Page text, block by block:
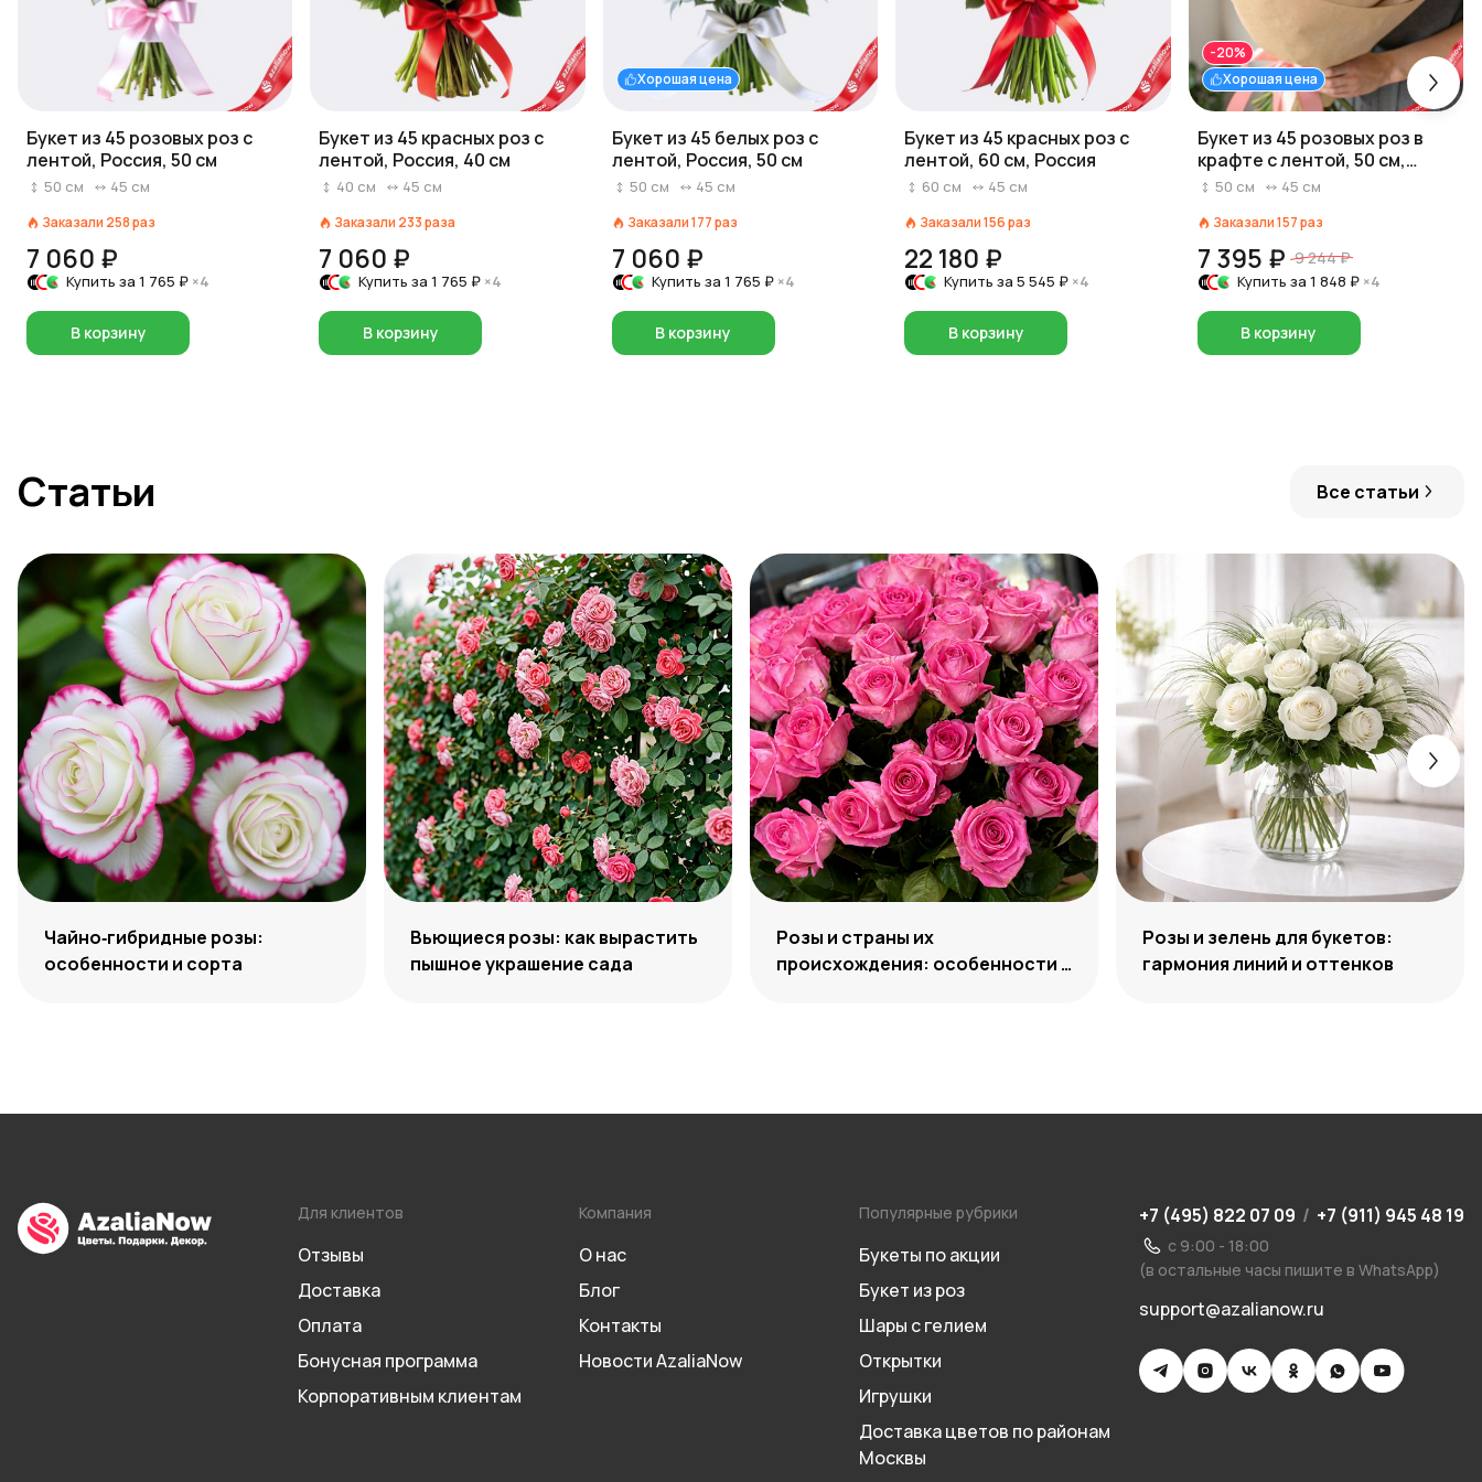
Букет из 45 розовых роз с
лентой, Россия, 50 см
50 см 45 см
Заказали 258раз
7 060 ₽
Купить за 1 765 ₽ ×4
В корзину
Букет из 45 красных роз с
лентой, Россия, 40 см
40 см 45 см
Заказали 233раза
7 060 ₽
Купить за1 765 ₽ ×4
В корзину
Хорошая цена
Букет из 45 белых роз с
лентой, Россия, 50 см
50 см 45 см
Заказали177раз
7 060 ₽
Купить за 1 765 ₽ ×4
В корзину
Букет из 45 красных роз с
лентой, 60 см, Россия
60 см 45 см
Заказали156раз
22 180 ₽
Купить за5 545 ₽ ×4
В корзину
Хорошая цена
-20%
Букет из 45 розовых роз в
крафте с лентой, 50 см,
Россия
50 см 45 см
Заказали157раз
7 395 ₽ 9 244 ₽
Купить за 1 848 ₽ ×4
В корзину
Статьи Все статьи
Чайно‑гибридные розы:
особенности и сорта
Вьющиеся розы: как вырастить
пышное украшение сада
Розы и страны их
происхождения: особенности и
Розы и зелень для букетов:
гармония линий и оттенков
Для клиентов
Отзывы
Доставка
Оплата
Бонусная программа
Корпоративным клиентам
Компания
О нас
Блог
Контакты
Новости AzaliaNow
Популярные рубрики
Букеты по акции
Букет из роз
Шары с гелием
Открытки
Игрушки
Доставка цветов по районам
Москвы
+7 (495) 822 07 09 / +7 (911) 945 48 19
с 9:00 - 18:00
(в остальные часы пишите в WhatsApp)
support@azalianow.ru